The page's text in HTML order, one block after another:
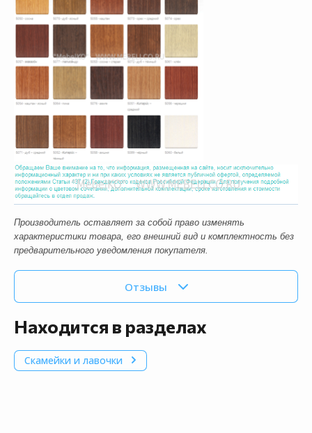
Производитель оставляет за собой право изменять
характеристики товара, его внешний вид и комплектность без
предварительного уведомления покупателя.
Отзывы
Находится в разделах
Скамейки и лавочки